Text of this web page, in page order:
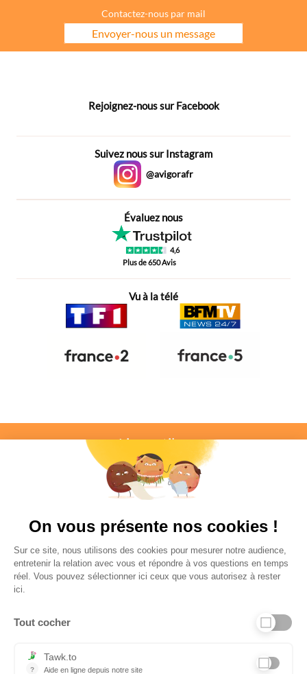
Contactez-nous par mail
Envoyer-nous un message
Rejoignez-nous sur Facebook
Suivez nous sur Instagram
@avigorafr
Évaluez nous
4,6
Plus de 650 Avis
Vu à la télé
Liens utiles
Informations personnelles et vie privée
FAQ - réponses à vos questions
Contact
Conditions Générales de Service
Charte qualité
On vous présente nos cookies !
Sur ce site, nous utilisons des cookies pour mesurer notre audience,
entretenir la relation avec vous et répondre à vos questions en temps
réel. Vous pouvez sélectionner ici ceux que vous autorisez à rester
ici.
Tout cocher
?
Tawk.to
Aide en ligne depuis notre site